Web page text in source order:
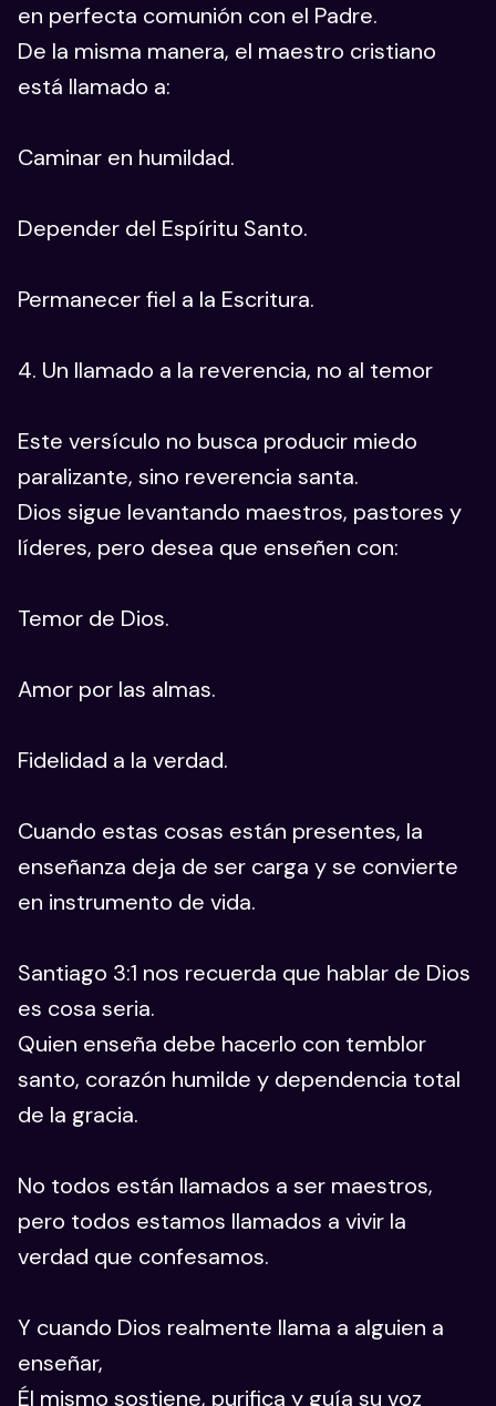
en perfecta comunión con el Padre.
De la misma manera, el maestro cristiano
está llamado a:
Caminar en humildad.
Depender del Espíritu Santo.
Permanecer fiel a la Escritura.
4. Un llamado a la reverencia, no al temor
Este versículo no busca producir miedo
paralizante, sino reverencia santa.
Dios sigue levantando maestros, pastores y
líderes, pero desea que enseñen con:
Temor de Dios.
Amor por las almas.
Fidelidad a la verdad.
Cuando estas cosas están presentes, la
enseñanza deja de ser carga y se convierte
en instrumento de vida.
Santiago 3:1 nos recuerda que hablar de Dios
es cosa seria.
Quien enseña debe hacerlo con temblor
santo, corazón humilde y dependencia total
de la gracia.
No todos están llamados a ser maestros,
pero todos estamos llamados a vivir la
verdad que confesamos.
Y cuando Dios realmente llama a alguien a
enseñar,
Él mismo sostiene, purifica y guía su voz